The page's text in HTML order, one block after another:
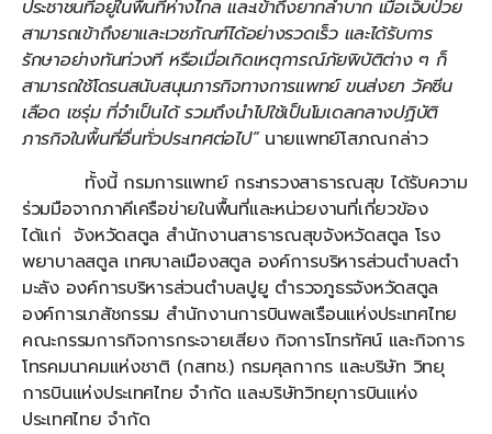
ประชาชนที่อยู่ในพื้นที่ห่างไกล และเข้าถึงยากลำบาก เมื่อเจ็บป่วย
สามารถเข้าถึงยาและเวชภัณฑ์ได้อย่างรวดเร็ว และได้รับการ
รักษาอย่างทันท่วงที หรือเมื่อเกิดเหตุการณ์ภัยพิบัติต่าง ๆ ก็
สามารถใช้โดรนสนับสนุนภารกิจทางการแพทย์ ขนส่งยา วัคซีน
เลือด เซรุ่ม ที่จำเป็นได้ รวมถึงนำไปใช้เป็นโมเดลกลางปฏิบัติ
ภารกิจในพื้นที่อื่นทั่วประเทศต่อไป”นายแพทย์โสภณกล่าว
ทั้งนี้ กรมการแพทย์ กระทรวงสาธารณสุข ได้รับความ
ร่วมมือจากภาคีเครือข่ายในพื้นที่และหน่วยงานที่เกี่ยวข้อง
ได้แก่ จังหวัดสตูล สำนักงานสาธารณสุขจังหวัดสตูล โรง
พยาบาลสตูล เทศบาลเมืองสตูล องค์การบริหารส่วนตำบลตำ
มะลัง องค์การบริหารส่วนตำบลปูยู ตำรวจภูธรจังหวัดสตูล
องค์การเภสัชกรรม สำนักงานการบินพลเรือนแห่งประเทศไทย
คณะกรรมการกิจการกระจายเสียง กิจการโทรทัศน์ และกิจการ
โทรคมนาคมแห่งชาติ (กสทช.) กรมศุลกากร และบริษัท วิทยุ
การบินแห่งประเทศไทย จำกัด และบริษัทวิทยุการบินแห่ง
ประเทศไทย จำกัด